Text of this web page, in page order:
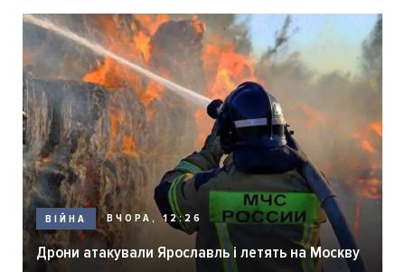
ВІЙНА ВЧОРА, 12:26
Дрони атакували Ярославль і летять на Москву